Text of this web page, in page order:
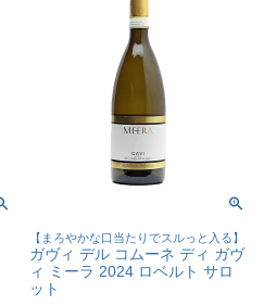
【まろやかな口当たりでスルっと入る】
ガヴィ デル コムーネ ディ ガヴ
ィ ミーラ 2024 ロベルト サロ
ット